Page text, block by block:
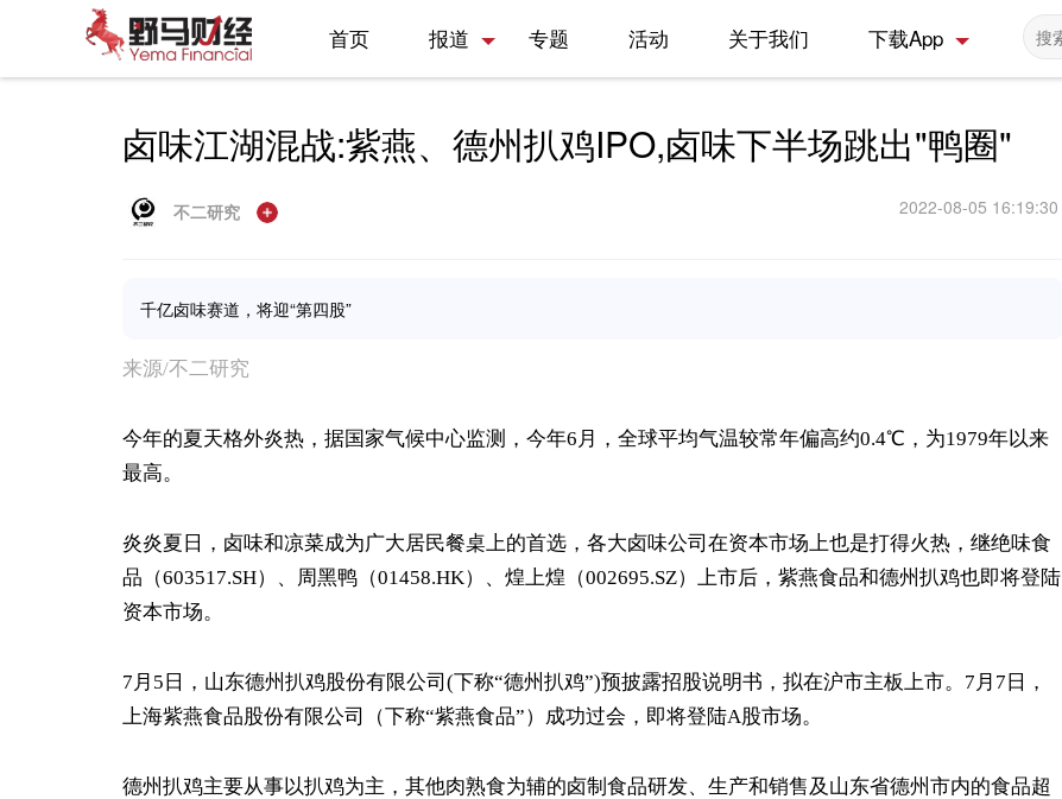
首页 报道 专题 活动 关于我们 下载App
卤味江湖混战:紫燕、德州扒鸡IPO,卤味下半场跳出"鸭圈"
不二研究 2022-08-05 16:19:30
千亿卤味赛道，将迎“第四股”
来源/不二研究
今年的夏天格外炎热，据国家气候中心监测，今年6月，全球平均气温较常年偏高约0.4℃，为1979年以来
最高。
炎炎夏日，卤味和凉菜成为广大居民餐桌上的首选，各大卤味公司在资本市场上也是打得火热，继绝味食
品（603517.SH）、周黑鸭（01458.HK）、煌上煌（002695.SZ）上市后，紫燕食品和德州扒鸡也即将登陆
资本市场。
7月5日，山东德州扒鸡股份有限公司(下称“德州扒鸡”)预披露招股说明书，拟在沪市主板上市。7月7日，
上海紫燕食品股份有限公司（下称“紫燕食品”）成功过会，即将登陆A股市场。
德州扒鸡主要从事以扒鸡为主，其他肉熟食为辅的卤制食品研发、生产和销售及山东省德州市内的食品超